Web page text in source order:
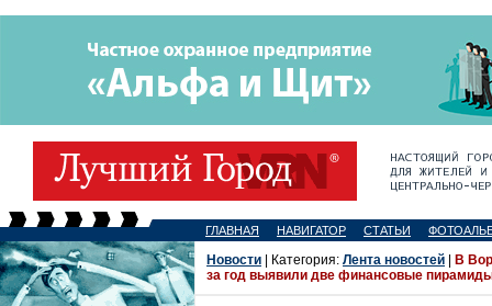
ГЛАВНАЯ НАВИГАТОР СТАТЬИ
Новости | Категория: Лента новостей
В
за год выявили две финансовые